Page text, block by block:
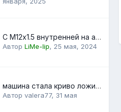
С М12х1.5 внутренней на автониппель
Автор LiMe-lip, 25 мая, 2024
машина стала криво ложиться
Автор valera77, 31 мая